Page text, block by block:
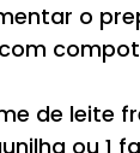
o
de leite
ou 1